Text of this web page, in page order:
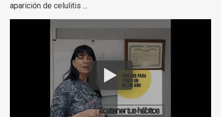
aparición de celulitis ...